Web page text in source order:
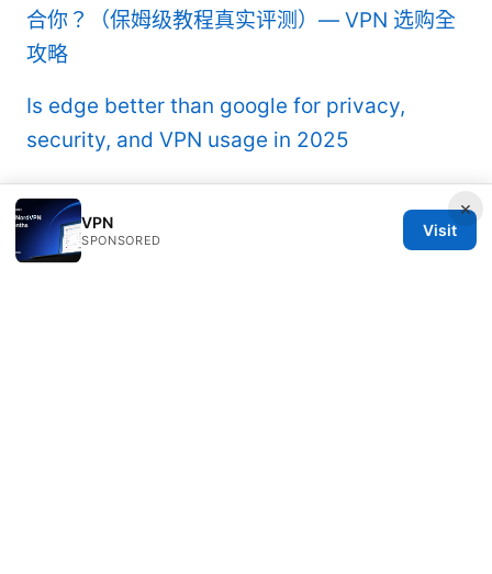
合你？（保姆级教程真实评测）— VPN 选购全
攻略
Is edge better than google for privacy,
security, and VPN usage in 2025
×
VPN
SPONSORED
Visit